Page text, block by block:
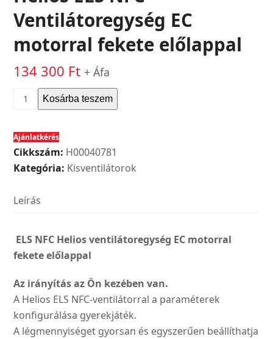
Ventilátoregység EC
motorral fekete előlappal
134 300 Ft + Áfa
Helios
Ventilátoregység
EC
motorral
előlappal
Kosárba teszem
Ajánlatkérés
Cikkszám: H00040781
Kategória: Kisventilátorok
Leírás
ELS NFC Helios ventilátoregység EC motorral
fekete előlappal
Az irányítás az Ön kezében van.
A Helios ELS NFC-ventilátorral a paraméterek
konfigurálása gyerekjáték.
A légmennyiséget gyorsan és egyszerűen beállíthatja